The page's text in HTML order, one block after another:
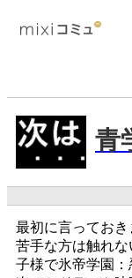
青
最初に言っておき
苦手な方は触れ
子様で氷帝学園